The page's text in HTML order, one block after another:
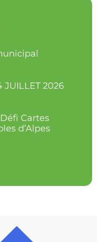
JUILLET 2026
Cartes
d’Alpes